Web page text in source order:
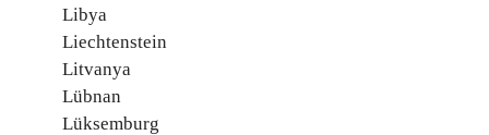
Libya
Liechtenstein
Litvanya
Lübnan
Lüksemburg